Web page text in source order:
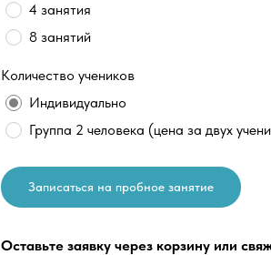
4 занятия
8 занятий
Количество учеников
Индивидуально
Группа 2 человека (цена за двух
Записаться на пробное занятие
Оставьте заявку через корзину или